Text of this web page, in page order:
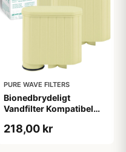
PURE WAVE FILTERS
Bionedbrydeligt
Vandfilter Kompatibel
AquaClean - Pure Wave
218,00 kr